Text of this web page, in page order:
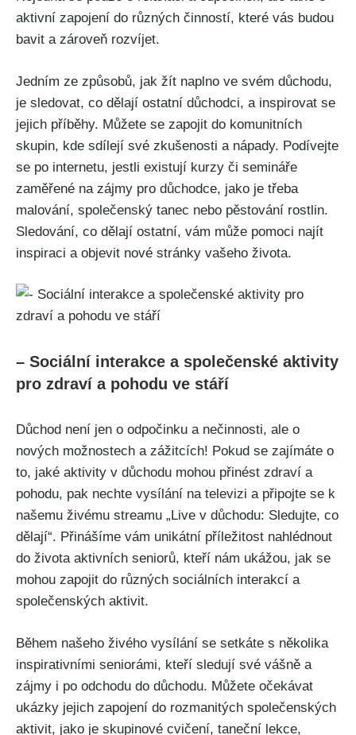
aktivní zapojení do různých činností, které vás budou
bavit a zároveň rozvíjet.
Jedním ze způsobů, jak žít naplno ve svém důchodu,
je sledovat, co dělají ostatní důchodci, a inspirovat se
jejich příběhy. Můžete se zapojit do komunitních
skupin, kde sdílejí své zkušenosti a nápady. Podívejte
se po internetu, jestli existují kurzy či semináře
zaměřené na zájmy pro důchodce, jako je třeba
malování, společenský tanec nebo pěstování rostlin.
Sledování, co dělají ostatní, vám může pomoci najít
inspiraci a objevit nové stránky vašeho života.
– Sociální interakce a společenské aktivity
pro zdraví a pohodu ve stáří
Důchod není jen o odpočinku a nečinnosti, ale o
nových možnostech a zážitcích! Pokud se zajímáte o
to, jaké aktivity v důchodu mohou přinést zdraví a
pohodu, pak nechte vysílání na televizi a připojte se k
našemu živému streamu „Live v důchodu: Sledujte, co
dělají“. Přinášíme vám unikátní příležitost nahlédnout
do života aktivních seniorů, kteří nám ukážou, jak se
mohou zapojit do různých sociálních interakcí a
společenských aktivit.
Během našeho živého vysílání se setkáte s několika
inspirativními seniorámi, kteří sledují své vášně a
zájmy i po odchodu do důchodu. Můžete očekávat
ukázky jejich zapojení do rozmanitých společenských
aktivit, jako je skupinové cvičení, taneční lekce,